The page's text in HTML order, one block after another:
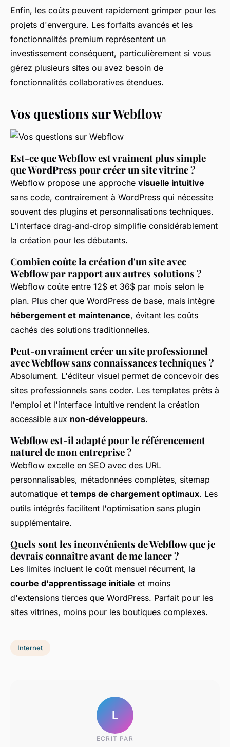
Enfin, les coûts peuvent rapidement grimper pour les
projets d'envergure. Les forfaits avancés et les
fonctionnalités premium représentent un
investissement conséquent, particulièrement si vous
gérez plusieurs sites ou avez besoin de
fonctionnalités collaboratives étendues.
Vos questions sur Webflow
Est-ce que Webflow est vraiment plus simple
que WordPress pour créer un site vitrine ?
Webflow propose une approche visuelle intuitive
sans code, contrairement à WordPress qui nécessite
souvent des plugins et personnalisations techniques.
L'interface drag-and-drop simplifie considérablement
la création pour les débutants.
Combien coûte la création d'un site avec
Webflow par rapport aux autres solutions ?
Webflow coûte entre 12$ et 36$ par mois selon le
plan. Plus cher que WordPress de base, mais intègre
hébergement et maintenance, évitant les coûts
cachés des solutions traditionnelles.
Peut-on vraiment créer un site professionnel
avec Webflow sans connaissances techniques ?
Absolument. L'éditeur visuel permet de concevoir des
sites professionnels sans coder. Les templates prêts à
l'emploi et l'interface intuitive rendent la création
accessible aux non-développeurs.
Webflow est-il adapté pour le référencement
naturel de mon entreprise ?
Webflow excelle en SEO avec des URL
personnalisables, métadonnées complètes, sitemap
automatique et temps de chargement optimaux. Les
outils intégrés facilitent l'optimisation sans plugin
supplémentaire.
Quels sont les inconvénients de Webflow que je
devrais connaître avant de me lancer ?
Les limites incluent le coût mensuel récurrent, la
courbe d'apprentissage initiale et moins
d'extensions tierces que WordPress. Parfait pour les
sites vitrines, moins pour les boutiques complexes.
Internet
L
ECRIT PAR